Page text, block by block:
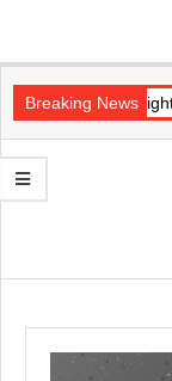
Navigation
Menu
Breaking News
«Ray of Light»